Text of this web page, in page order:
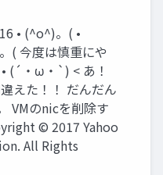
• (^o^)。( •
( 今度は慎重にや
(´・ω・`) < あ！
えた！！ だんだん
VMのnicを削除す
© 2017 Yahoo
All Rights